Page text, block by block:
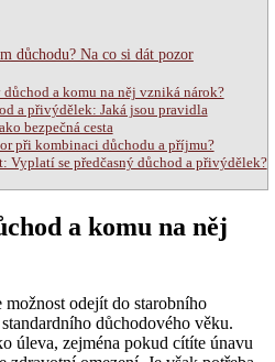
důchodu? Na co si dát pozor
důchod a komu na něj vzniká nárok?
a přivýdělek: Jaká jsou pravidla
bezpečná cesta
při kombinaci důchodu a příjmu?
Vyplatí se předčasný důchod a přivýdělek?
a komu na něj
možnost odejít do starobního
důchodového věku.
úleva, zejména pokud cítíte únavu